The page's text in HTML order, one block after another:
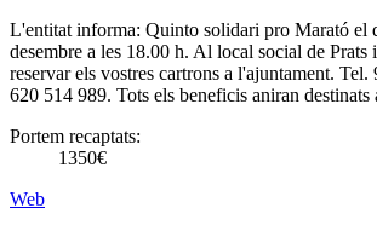
L'entitat informa: Quinto solidari pro Marató el
desembre a les 18.00 h. Al local social de Prats
reservar els vostres cartrons a l'ajuntament.
620 514 989. Tots els beneficis aniran
Portem recaptats:
1350€
Web